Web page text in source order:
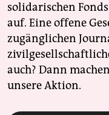
solidarischen
auf. Eine offene
zugänglichen
auch? Dann
unsere Aktion.